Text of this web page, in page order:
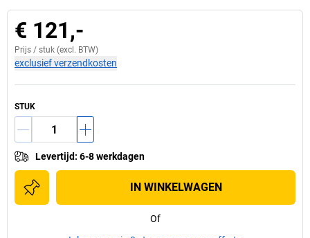
€ 121,-
Prijs / stuk (excl. BTW)
exclusief verzendkosten
STUK
Levertijd: 6-8 werkdagen
IN WINKELWAGEN
Of